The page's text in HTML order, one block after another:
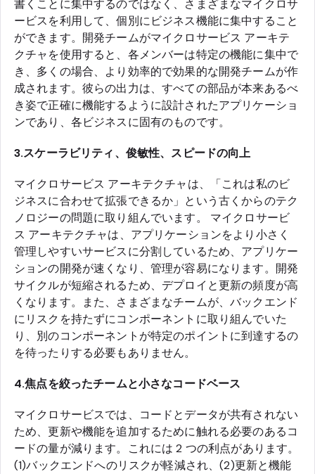
書くことに集中するのではなく、さまざまなマイクロサ
ービスを利用して、個別にビジネス機能に集中すること
ができます。開発チームがマイクロサービス アーキテ
クチャを使用すると、各メンバーは特定の機能に集中で
き、多くの場合、より効率的で効果的な開発チームが作
成されます。彼らの出力は、すべての部品が本来あるべ
き姿で正確に機能するように設計されたアプリケーショ
ンであり、各ビジネスに固有のものです。
3.スケーラビリティ、俊敏性、スピードの向上
マイクロサービス アーキテクチャは、「これは私のビ
ジネスに合わせて拡張できるか」という古くからのテク
ノロジーの問題に取り組んでいます。 マイクロサービ
ス アーキテクチャは、アプリケーションをより小さく
管理しやすいサービスに分割しているため、アプリケー
ションの開発が速くなり、管理が容易になります。開発
サイクルが短縮されるため、デプロイと更新の頻度が高
くなります。また、さまざまなチームが、バックエンド
にリスクを持たずにコンポーネントに取り組んでいた
り、別のコンポーネントが特定のポイントに到達するの
を待ったりする必要もありません。
4.焦点を絞ったチームと小さなコードベース
マイクロサービスでは、コードとデータが共有されない
ため、更新や機能を追加するために触れる必要のあるコ
ードの量が減ります。これには 2 つの利点があります。
(1)バックエンドへのリスクが軽減され、(2)更新と機能